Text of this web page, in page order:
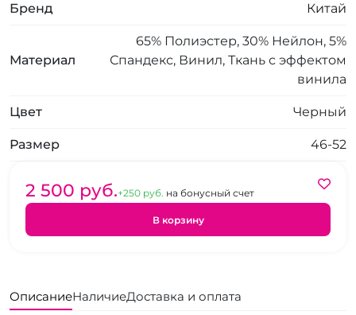
Бренд Китай
Материал
65% Полиэстер, 30% Нейлон, 5%
Спандекс, Винил, Ткань с эффектом
винила
Цвет Черный
Размер 46-52
2 500 pуб.+250 pуб. на бонусный счет
В корзину
ОписаниеНаличиеДоставка и оплата